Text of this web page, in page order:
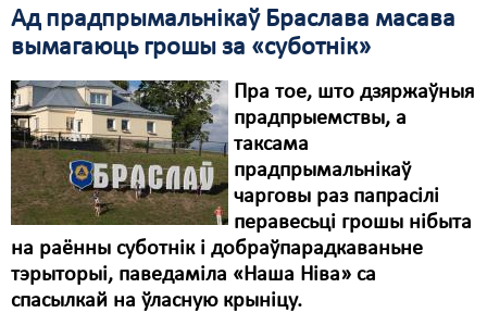
Ад прадпрымальнікаў Браслава масава
вымагаюць грошы за «суботнік»
Пра тое, што дзяржаўныя
прадпрыемствы, а
таксама
прадпрымальнікаў
чарговы раз папрасілі
перавесьці грошы нібыта
на раённы суботнік і добраўпарадкаваньне
тэрыторыі, паведаміла «Наша Ніва» са
спасылкай на ўласную крыніцу.
Палітвязьні
Правы дзіцяці
Пэнітэнцыярная сыстэма
Распальваньне варожасьці
Рознае
Свабода слова